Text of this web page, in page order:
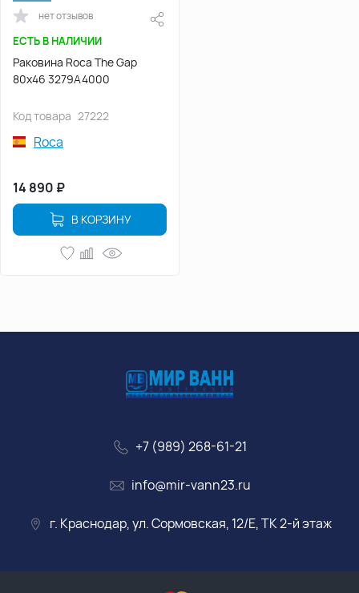
нет отзывов
ЕСТЬ В НАЛИЧИИ
Раковина Roca The Gap
80x46 3279A4000
Код товара 27222
Roca
14 890 ₽
В КОРЗИНУ
+7 (989) 268-61-21
info@mir-vann23.ru
г. Краснодар, ул. Сормовская, 12/Е, ТК 2-й этаж